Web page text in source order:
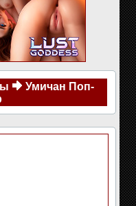
Умичан Поп-